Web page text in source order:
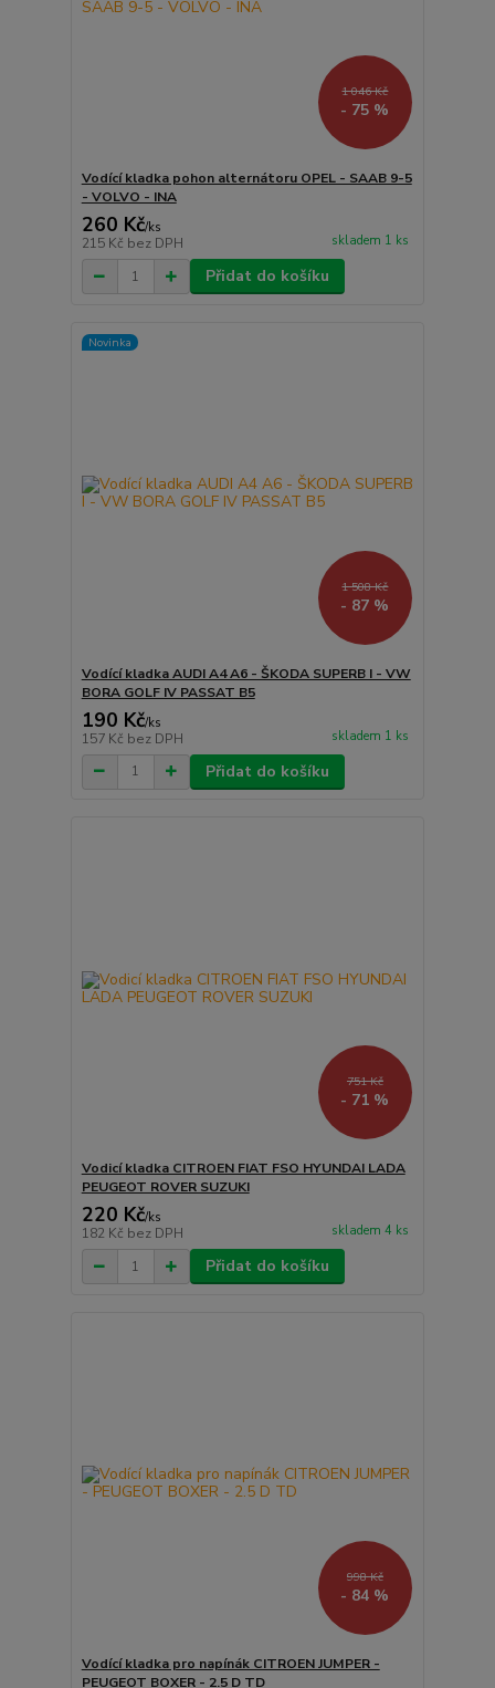
1 046 Kč
- 75 %
Vodící kladka pohon alternátoru OPEL - SAAB 9-5
- VOLVO - INA
260 Kč/ks
215 Kč bez DPH skladem 1 ks
Přidat do košíku
Novinka
1 508 Kč
- 87 %
Vodící kladka AUDI A4 A6 - ŠKODA SUPERB I - VW
BORA GOLF IV PASSAT B5
190 Kč/ks
157 Kč bez DPH skladem 1 ks
Přidat do košíku
751 Kč
- 71 %
Vodicí kladka CITROEN FIAT FSO HYUNDAI LADA
PEUGEOT ROVER SUZUKI
220 Kč/ks
182 Kč bez DPH skladem 4 ks
Přidat do košíku
998 Kč
- 84 %
Vodící kladka pro napínák CITROEN JUMPER -
PEUGEOT BOXER - 2.5 D TD